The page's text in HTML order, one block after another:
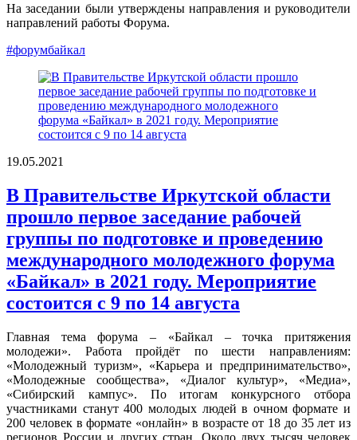
На заседании были утверждены направления и руководители
направлений работы Форума.
#форумбайкал
19.05.2021
В Правительстве Иркутской области
прошло первое заседание рабочей
группы по подготовке и проведению
международного молодежного форума
«Байкал» в 2021 году. Мероприятие
состоится с 9 по 14 августа
Главная тема форума – «Байкал – точка притяжения
молодежи».​ Работа пройдёт по шести направлениям:
«Молодежный туризм», «Карьера и предпринимательство»,
«Молодежные сообщества», «Диалог культур», «Медиа»,
«Сибирский кампус». По итогам конкурсного отбора
участниками станут 400 молодых людей в очном формате и
200 человек в формате «онлайн» в возрасте от 18 до 35 лет из
регионов России и других стран. Около двух тысяч человек